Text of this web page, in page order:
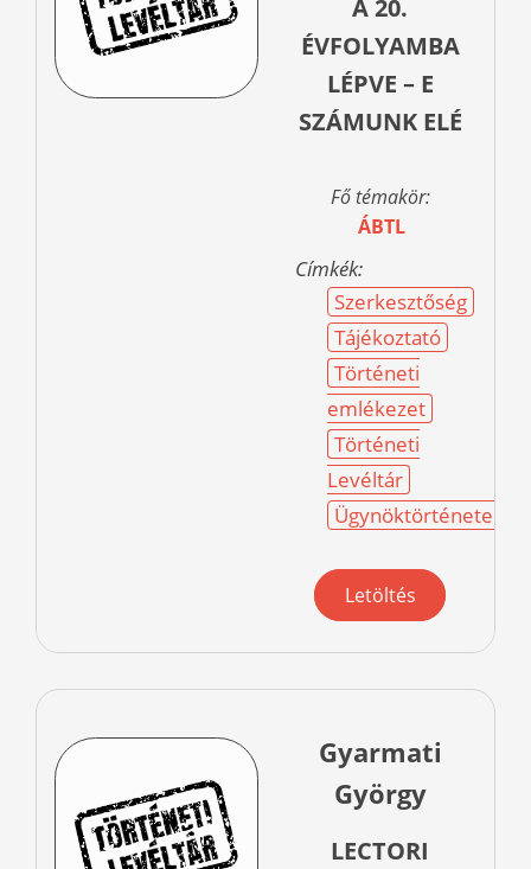
A 20.
ÉVFOLYAMBA
LÉPVE – E
SZÁMUNK ELÉ
Fő témakör:
ÁBTL
Címkék:
Szerkesztőség
Tájékoztató
Történeti
emlékezet
Történeti
Levéltár
Ügynöktörténetek
Letöltés
Gyarmati
György
LECTORI